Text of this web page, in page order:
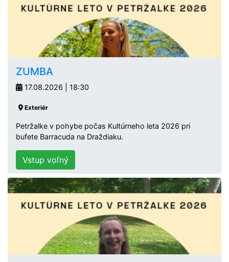
ZUMBA
17.08.2026 | 18:30
Exteriér
Petržalke v pohybe počas Kultúrneho leta 2026 pri
bufete Barracuda na Draždiaku.
Vstup voľný